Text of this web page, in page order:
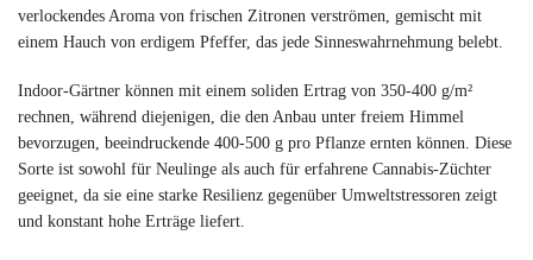
verlockendes Aroma von frischen Zitronen verströmen, gemischt mit
einem Hauch von erdigem Pfeffer, das jede Sinneswahrnehmung belebt.
Indoor-Gärtner können mit einem soliden Ertrag von 350-400 g/m²
rechnen, während diejenigen, die den Anbau unter freiem Himmel
bevorzugen, beeindruckende 400-500 g pro Pflanze ernten können. Diese
Sorte ist sowohl für Neulinge als auch für erfahrene Cannabis-Züchter
geeignet, da sie eine starke Resilienz gegenüber Umweltstressoren zeigt
und konstant hohe Erträge liefert.